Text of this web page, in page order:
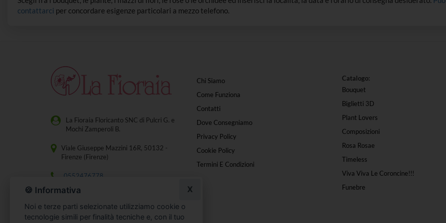
contattarci per concordare esigenze particolari a mezzo telefono.
La Fioraia Floricanto SNC di Pulcri G. e
Mochi Zamperoli B.
Viale Giuseppe Mazzini 16R, 50132 -
Firenze (Firenze)
0552476778
[email protected]
P. IVA 07240890488
Chi Siamo
Come Funziona
Contatti
Dove Consegniamo
Privacy Policy
Cookie Policy
Termini E Condizioni
Catalogo:
Bouquet
Biglietti 3D
Plant Lovers
Composizioni
Rosa Rosae
Timeless
Viva Viva Le Coroncine!!!
Funebre
🍪 Informativa
Noi e terze parti selezionate utilizziamo cookie o
tecnologie simili per finalità tecniche e, con il tuo
X